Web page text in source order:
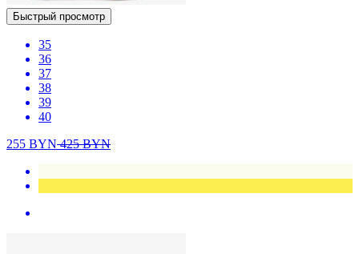
Быстрый просмотр
35
36
37
38
39
40
255 BYN425BYN